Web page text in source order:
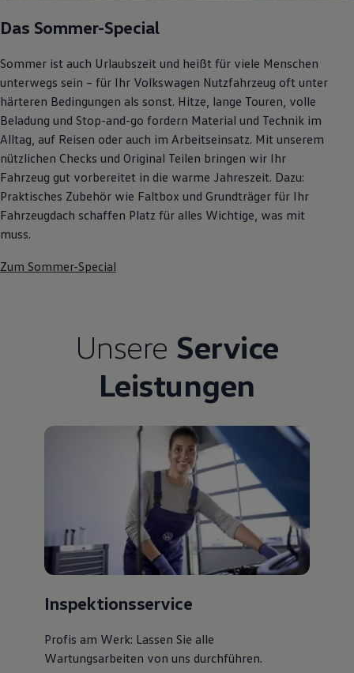
California Welt
California Club
Vanlife
Ratgeber
Routen & Reisen
California Reisen & Erlebnisse
California App
California Lifestyle & Zubehör
Übernachten im California
Marke
Unternehmen
Karriere
Karriere im Unternehmen
Karriere im Autohaus
Gesellschaft
Natur
Fahrzeugabholung ab Werk
Das Sommer-Special
Sommer ist auch Urlaubszeit und heißt für viele Menschen
unterwegs sein – für Ihr Volkswagen Nutzfahrzeug oft unter
härteren Bedingungen als sonst. Hitze, lange Touren, volle
Beladung und Stop-and-go fordern Material und Technik im
Alltag, auf Reisen oder auch im Arbeitseinsatz. Mit unserem
nützlichen Checks und Original Teilen bringen wir Ihr
Fahrzeug gut vorbereitet in die warme Jahreszeit. Dazu:
Praktisches Zubehör wie Faltbox und Grundträger für Ihr
Fahrzeugdach schaffen Platz für alles Wichtige, was mit
muss.
Zum Sommer-Special
Unsere Service
Leistungen
Inspektionsservice
Profis am Werk: Lassen Sie alle
Wartungsarbeiten von uns durchführen.